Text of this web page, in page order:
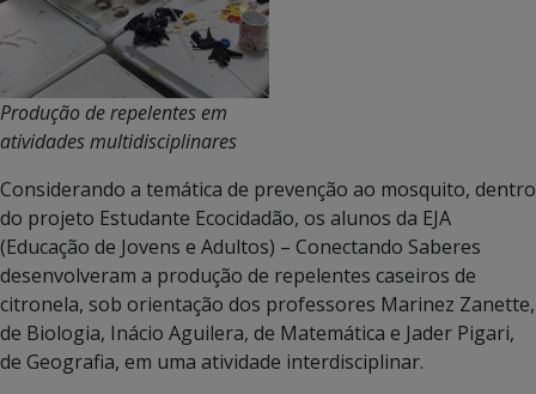
Produção de repelentes em
atividades multidisciplinares
Considerando a temática de prevenção ao mosquito, dentro
do projeto Estudante Ecocidadão, os alunos da EJA
(Educação de Jovens e Adultos) – Conectando Saberes
desenvolveram a produção de repelentes caseiros de
citronela, sob orientação dos professores Marinez Zanette,
de Biologia, Inácio Aguilera, de Matemática e Jader Pigari,
de Geografia, em uma atividade interdisciplinar.